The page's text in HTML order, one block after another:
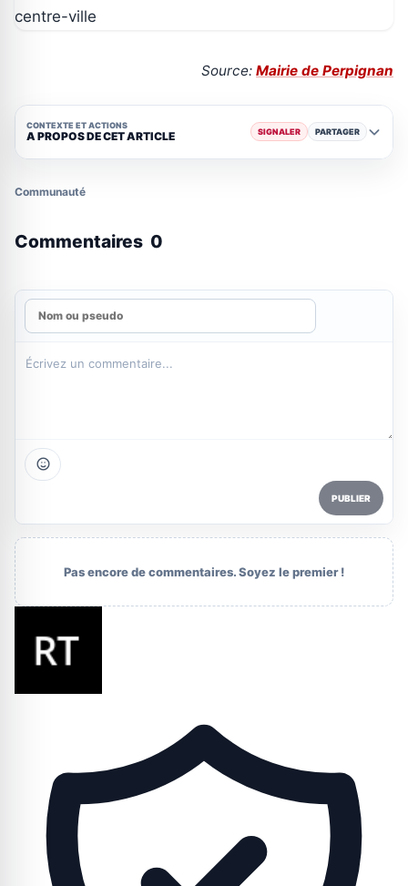
Source: Mairie de Perpignan
CONTEXTE ET ACTIONS
A PROPOS DE CET ARTICLE SIGNALER PARTAGER
Communauté
Commentaires 0
PUBLIER
Pas encore de commentaires. Soyez le premier !